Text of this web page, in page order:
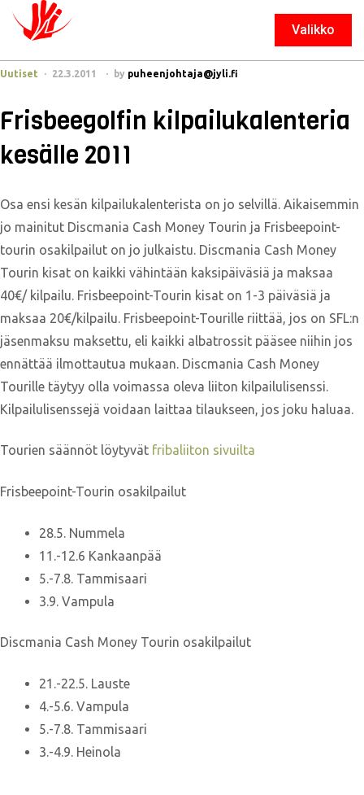
Valikko
Sulje
Uutiset 22.3.2011 by puheenjohtaja@jyli.fi
Frisbeegolfin kilpailukalenteria
kesälle 2011
Osa ensi kesän kilpailukalenterista on jo selvillä. Aikaisemmin
jo mainitut Discmania Cash Money Tourin ja Frisbeepoint-
tourin osakilpailut on jo julkaistu. Discmania Cash Money
Tourin kisat on kaikki vähintään kaksipäiväsiä ja maksaa
40€/ kilpailu. Frisbeepoint-Tourin kisat on 1-3 päiväsiä ja
maksaa 20€/kilpailu. Frisbeepoint-Tourille riittää, jos on SFL:n
jäsenmaksu maksettu, eli kaikki albatrossit pääsee niihin jos
ennättää ilmottautua mukaan. Discmania Cash Money
Tourille täytyy olla voimassa oleva liiton kilpailulisenssi.
Kilpailulisenssejä voidaan laittaa tilaukseen, jos joku haluaa.
Tourien säännöt löytyvät fribaliiton sivuilta
Frisbeepoint-Tourin osakilpailut
28.5. Nummela
11.-12.6 Kankaanpää
5.-7.8. Tammisaari
3.9. Vampula
Discmania Cash Money Tourin osakilpailut
21.-22.5. Lauste
4.-5.6. Vampula
5.-7.8. Tammisaari
3.-4.9. Heinola